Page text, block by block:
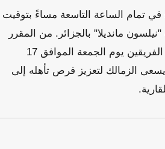
في تمام الساعة التاسعة مساءً بتوقيت
مانديلا" بالجزائر. من المقرر
أن تقام مباراة الإياب بين الفريقين يوم الجمعة الموافق 17
الزمالك لتعزيز فرص تأهله إلى